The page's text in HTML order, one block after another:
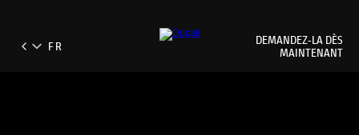
DEMANDEZ‑LA DÈS
MAINTENANT